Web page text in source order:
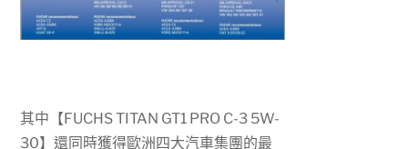
其中【FUCHS TITAN GT1 PRO C-3 5W-
30】還同時獲得歐洲四大汽車集團的最